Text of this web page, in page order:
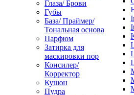
Глаза/ Брови
Губы
База/ Праймер/
Тональная основа
Парфюм
Затирка для
маскировки пор
Консилер/
Корректор
Кушон
Пудра